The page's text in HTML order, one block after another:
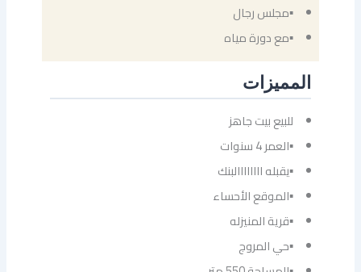
▪مجلس رجال
▪مع دورة مياه
المميزات
للبيع بيت جاهز
▪العمر 4 سنوات
▪يقبله اااااااالبنك
▪الموقع الأحساء
▪قرية المنيزله
▪حي المروج